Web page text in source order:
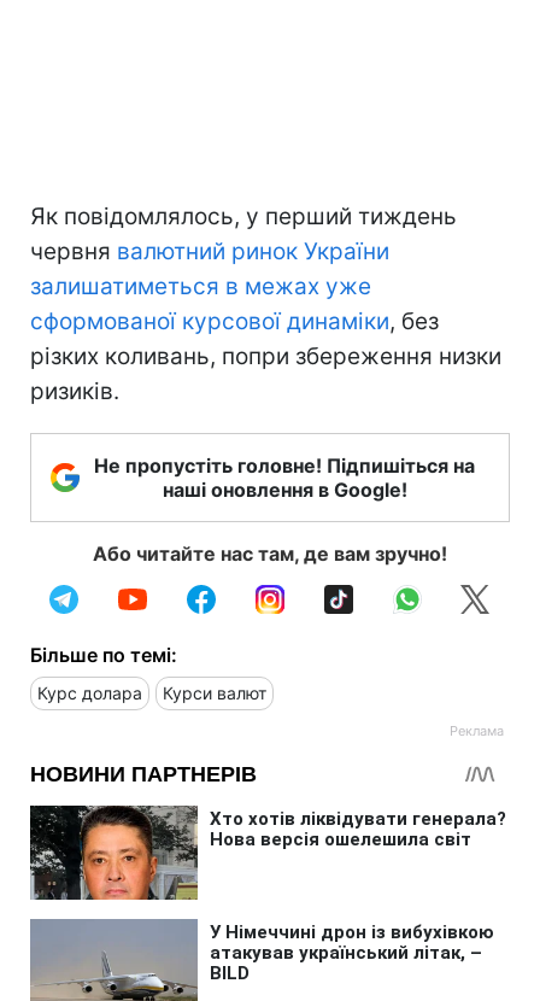
Як повідомлялось, у перший тиждень
червня валютний ринок України
залишатиметься в межах уже
сформованої курсової динаміки, без
різких коливань, попри збереження низки
ризиків.
Не пропустіть головне! Підпишіться на
наші оновлення в Google!
Або читайте нас там, де вам зручно!
Більше по темі:
Курс долара Курси валют